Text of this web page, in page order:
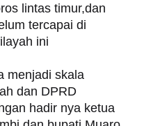
lintas timur,dan
tercapai di
ini
menjadi skala
dan DPRD
hadir nya ketua